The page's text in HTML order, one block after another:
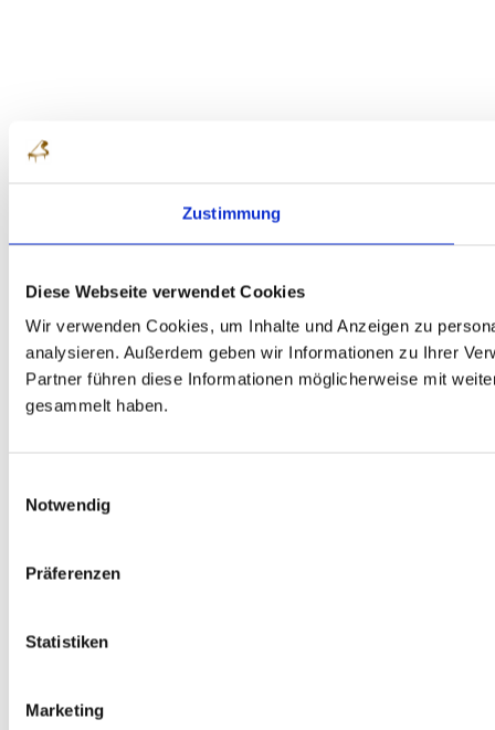
Zustimmung
Diese Webseite verwendet Cookies
Wir verwenden Cookies, um Inhalte und Anzeigen zu
analysieren. Außerdem geben wir Informationen zu Ihrer
Partner führen diese Informationen möglicherweise mit
gesammelt haben.
Notwendig
Präferenzen
Statistiken
Marketing